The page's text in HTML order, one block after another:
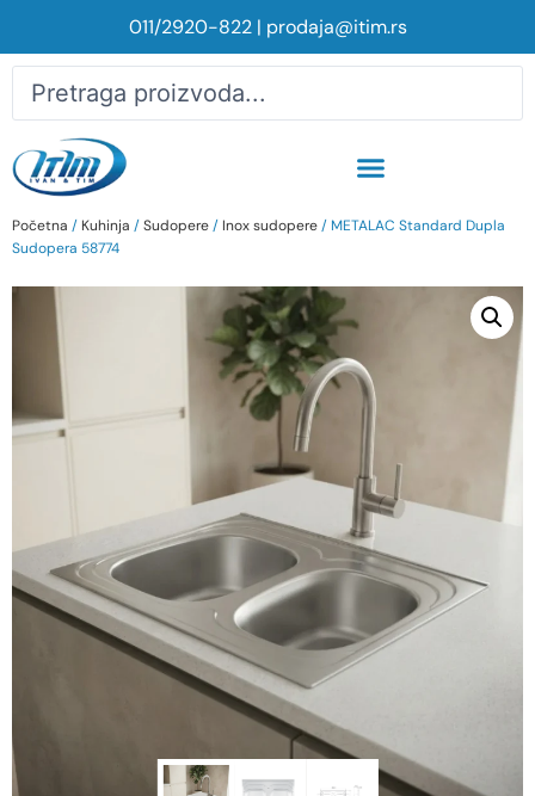
011/2920-822| prodaja@itim.rs
Početna / Kuhinja /Sudopere/ Inox sudopere/ METALAC Standard Dupla
Sudopera 58774